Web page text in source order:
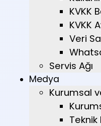
KVKK
KVKK
Veri
Servis Ağı
Medya
Kurumsal